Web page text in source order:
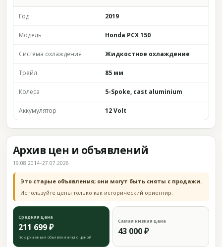
Год 2019
Модель Honda PCX 150
Система охлаждения Жидкостное охлаждение
Трейл 85 мм
Колёса 5-Spoke, cast aluminium
Аккумулятор 12 Volt
Архив цен и объявлений
19.08.2014–27.07.2026
Это старые объявления; они могут быть сняты с продажи.
Используйте цены только как исторический ориентир.
Средняя цена
211 699 ₽
по архивным объявлениям с ценой
Самая низкая цена
43 000 ₽